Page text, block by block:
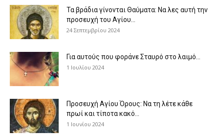
Τα βράδια γίνονται Θαύματα: Να λες αυτή την
προσευχή του Αγίου...
24 Σεπτεμβρίου 2024
Για αυτούς που φοράνε Σταυρό στο λαιμό…
1 Ιουλίου 2024
Προσευχή Αγίου Όρους: Να τη λέτε κάθε
πρωί και τίποτα κακό...
1 Ιουνίου 2024